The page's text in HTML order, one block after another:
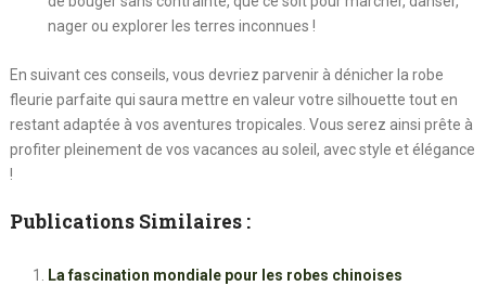
nager ou explorer les terres inconnues !
En suivant ces conseils, vous devriez parvenir à dénicher la robe
fleurie parfaite qui saura mettre en valeur votre silhouette tout en
restant adaptée à vos aventures tropicales. Vous serez ainsi prête à
profiter pleinement de vos vacances au soleil, avec style et élégance
!
Publications Similaires :
La fascination mondiale pour les robes chinoises